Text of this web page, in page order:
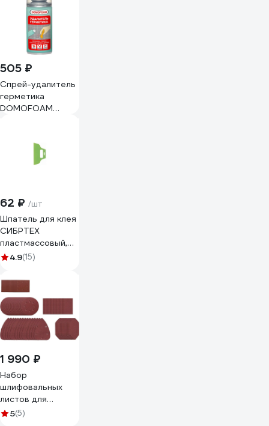
505 ₽
Спрей-удалитель
герметика
DOMOFOAM
62 ₽ /шт
Шпатель для клея
СИБРТЕХ
пластмассовый,
зубчатый 4x4 мм
4.9(15)
1 990 ₽
Набор
шлифовальных
листов для
виброшлифмашины
5(5)